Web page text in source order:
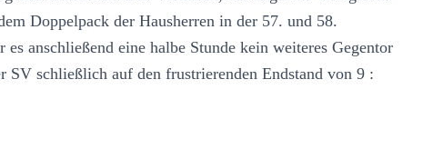
Doppelpack der Hausherren in der 57. und 58.
anschließend eine halbe Stunde kein weiteres Gegentor
SV schließlich auf den frustrierenden Endstand von 9 :